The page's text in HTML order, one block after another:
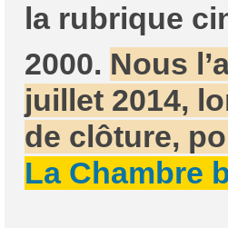
la rubrique
2000. Nous
juillet 2014,
de clôture,
La Chambre